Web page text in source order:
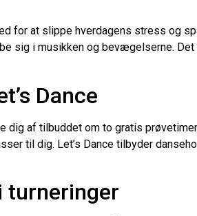
for at slippe hverdagens stress og
sig i musikken og bevægelserne.
Dance
dig af tilbuddet om to gratis
til dig. Let’s Dance tilbyder
turneringer